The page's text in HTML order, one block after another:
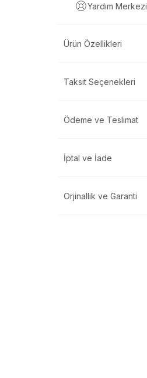
Yardım Merkezi
Ürün Özellikleri
Taksit Seçenekleri
Ödeme ve Teslimat
İptal ve İade
Orjinallik ve Garanti